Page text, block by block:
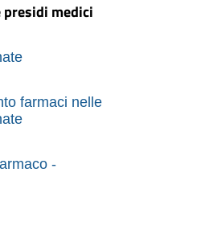
medici
farmaci nelle
-